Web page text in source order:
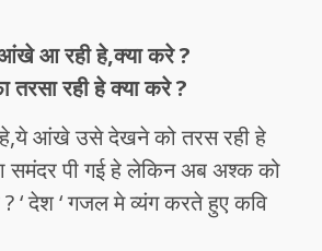
आ रही हे,क्या करे ?
तरसा रही हे क्या करे ?
हे,ये आंखे उसे देखने को तरस रही हे
समंदर पी गई हे लेकिन अब अश्क को
? ‘ देश ‘ गजल मे व्यंग करते हुए कवि